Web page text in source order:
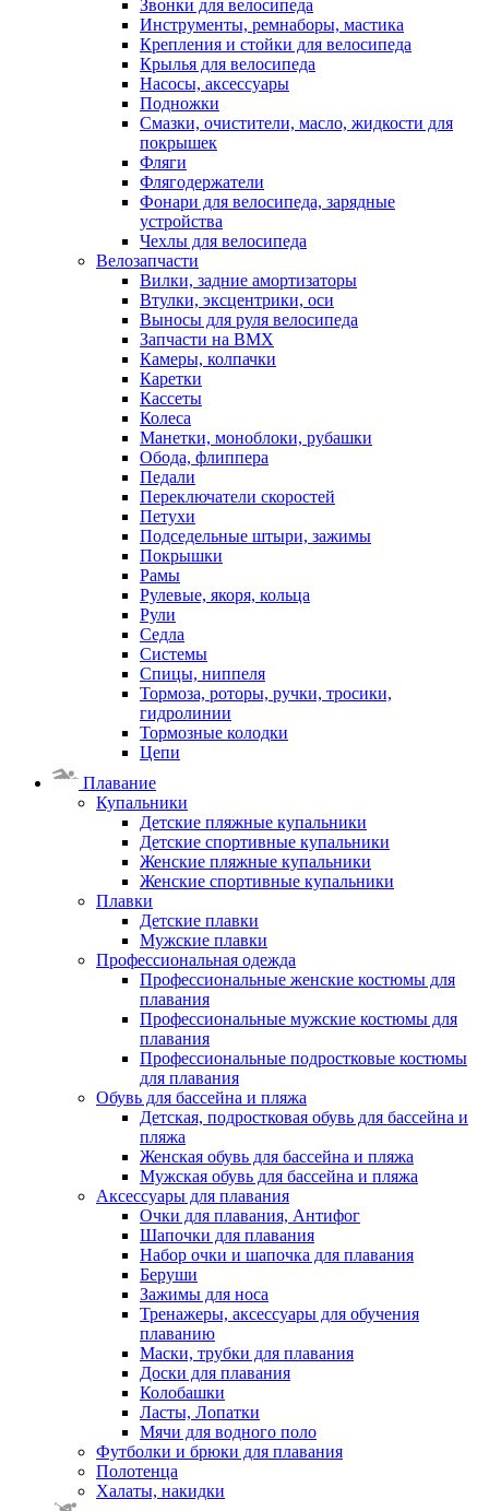
Звонки для велосипеда
Инструменты, ремнаборы, мастика
Крепления и стойки для велосипеда
Крылья для велосипеда
Насосы, аксессуары
Подножки
Смазки, очистители, масло, жидкости для
покрышек
Фляги
Флягодержатели
Фонари для велосипеда, зарядные
устройства
Чехлы для велосипеда
Велозапчасти
Вилки, задние амортизаторы
Втулки, эксцентрики, оси
Выносы для руля велосипеда
Запчасти на BMX
Камеры, колпачки
Каретки
Кассеты
Колеса
Манетки, моноблоки, рубашки
Обода, флиппера
Педали
Переключатели скоростей
Петухи
Подседельные штыри, зажимы
Покрышки
Рамы
Рулевые, якоря, кольца
Рули
Седла
Системы
Спицы, ниппеля
Тормоза, роторы, ручки, тросики,
гидролинии
Тормозные колодки
Цепи
Плавание
Купальники
Детские пляжные купальники
Детские спортивные купальники
Женские пляжные купальники
Женские спортивные купальники
Плавки
Детские плавки
Мужские плавки
Профессиональная одежда
Профессиональные женские костюмы для
плавания
Профессиональные мужские костюмы для
плавания
Профессиональные подростковые костюмы
для плавания
Обувь для бассейна и пляжа
Детская, подростковая обувь для бассейна и
пляжа
Женская обувь для бассейна и пляжа
Мужская обувь для бассейна и пляжа
Аксессуары для плавания
Очки для плавания, Антифог
Шапочки для плавания
Набор очки и шапочка для плавания
Беруши
Зажимы для носа
Тренажеры, аксессуары для обучения
плаванию
Маски, трубки для плавания
Доски для плавания
Колобашки
Ласты, Лопатки
Мячи для водного поло
Футболки и брюки для плавания
Полотенца
Халаты, накидки